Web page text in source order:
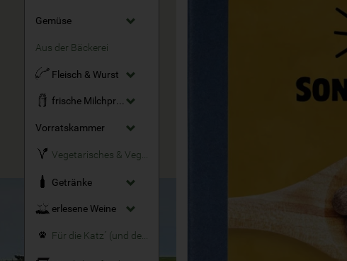
Gemüse
Aus der Bäckerei
Fleisch & Wurst
frische Milchprodukte
Vorratskammer
Getränke
erlesene Weine
Für die Katz´ (und den Hund)